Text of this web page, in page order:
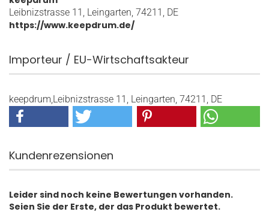
Leibnizstrasse 11, Leingarten, 74211, DE
https://www.keepdrum.de/
Importeur / EU-Wirtschaftsakteur
keepdrum,Leibnizstrasse 11, Leingarten, 74211, DE
Kundenrezensionen
Leider sind noch keine Bewertungen vorhanden.
Seien Sie der Erste, der das Produkt bewertet.